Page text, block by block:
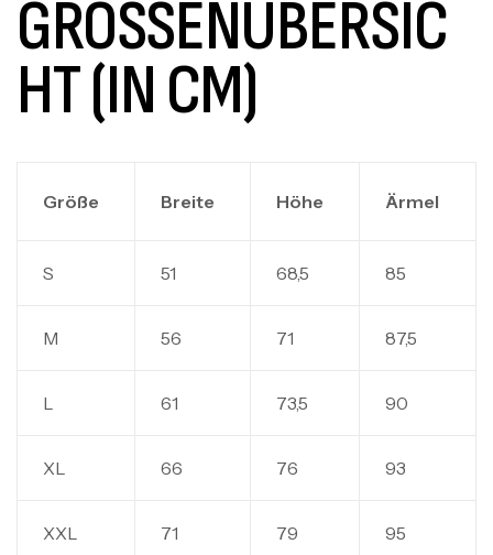
GRÖSSENÜBERSICH
T (IN CM)
Größe Breite Höhe Ärmel
S 51 68,5 85
M 56 71 87,5
L 61 73,5 90
XL 66 76 93
XXL 71 79 95